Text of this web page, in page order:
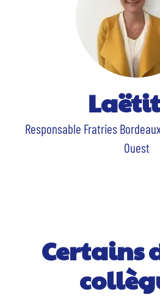
Responsable Fratries
Ouest
Certains